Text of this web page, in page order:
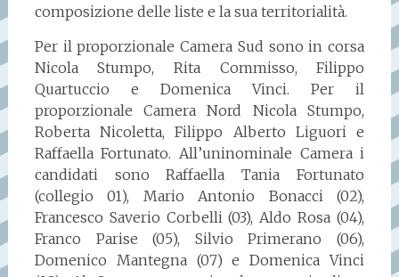
composizione delle liste e la sua territorialità.
Per il proporzionale Camera Sud sono in corsa
Nicola Stumpo, Rita Commisso, Filippo
Quartuccio e Domenica Vinci. Per il
proporzionale Camera Nord Nicola Stumpo,
Roberta Nicoletta, Filippo Alberto Liguori e
Raffaella Fortunato. All’uninominale Camera i
candidati sono Raffaella Tania Fortunato
(collegio 01), Mario Antonio Bonacci (02),
Francesco Saverio Corbelli (03), Aldo Rosa (04),
Franco Parise (05), Silvio Primerano (06),
Domenico Mantegna (07) e Domenica Vinci